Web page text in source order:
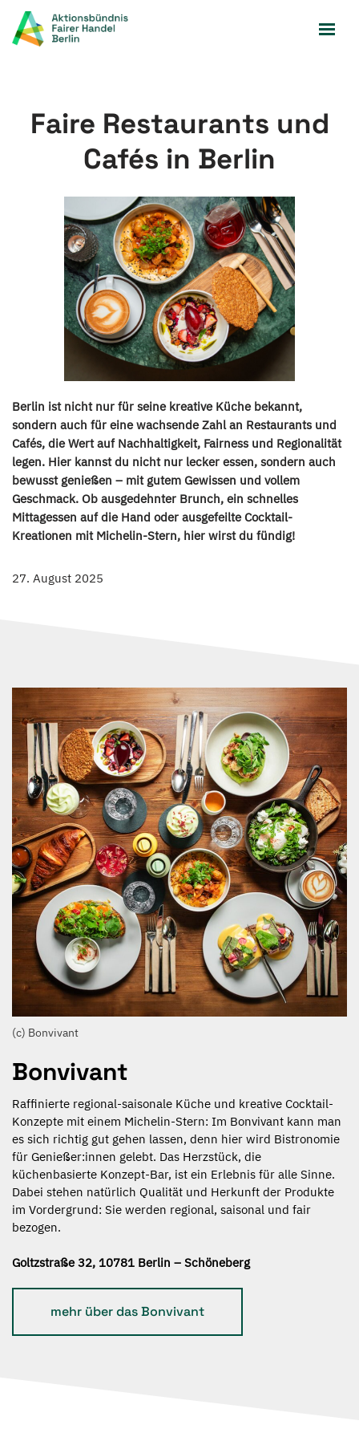
Zum
Faire Restaurants und
Cafés in Berlin
Berlin ist nicht nur für seine kreative Küche bekannt,
sondern auch für eine wachsende Zahl an Restaurants und
Cafés, die Wert auf Nachhaltigkeit, Fairness und Regionalität
legen. Hier kannst du nicht nur lecker essen, sondern auch
bewusst genießen – mit gutem Gewissen und vollem
Geschmack. Ob ausgedehnter Brunch, ein schnelles
Mittagessen auf die Hand oder ausgefeilte Cocktail-
Kreationen mit Michelin-Stern, hier wirst du fündig!
27. August 2025
Bonvivant
Raffinierte regional-saisonale Küche und kreative Cocktail-
Konzepte mit einem Michelin-Stern: Im Bonvivant kann man
es sich richtig gut gehen lassen, denn hier wird Bistronomie
für Genießer:innen gelebt. Das Herzstück, die
küchenbasierte Konzept-Bar, ist ein Erlebnis für alle Sinne.
Dabei stehen natürlich Qualität und Herkunft der Produkte
im Vordergrund: Sie werden regional, saisonal und fair
bezogen.
Goltzstraße 32, 10781 Berlin – Schöneberg
mehr über das Bonvivant
(c) Bonvivant